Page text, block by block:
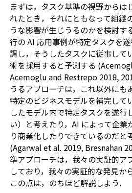
まずは，タスク基準の視野からは
れたとき，それにともなって組織
うな影響が生じうるのかを検討す
行の AI 応用事例が特定タスクを
調し，そうしたタスクに従事して
術を採用すると予測する
Acemoglu and Restrepo 2018,
うるアプローチは，これ以外にも
特定のビジネスモデルを補完して
したモデル内で特定タスクを遂行
い）と考えたり，AI によって企業
り商業化したりできているのだと
(Agarwal et al. 2019, Bresnahan
準アプローチは，我々の実証的ア
しており，我々の実証的な発見か
この点は，のちほど解説しよう．